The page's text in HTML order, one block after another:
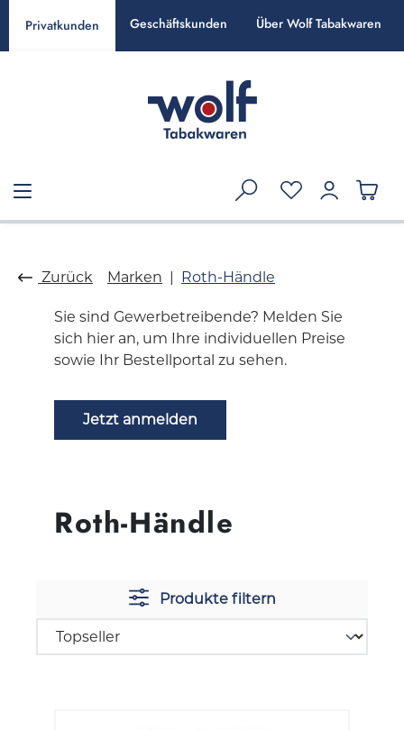
springen
Privatkunden Geschäftskunden Über Wolf Tabakwaren
Zurück Marken Roth-Händle
Roth-Händle
Sie sind Gewerbetreibende? Melden Sie
sich hier an, um Ihre individuellen Preise
sowie Ihr Bestellportal zu sehen.
Jetzt anmelden
Produkte filtern